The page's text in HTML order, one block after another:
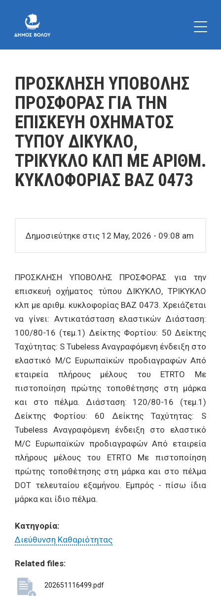
ΠΡΟΣΚΛΗΣΗ ΥΠΟΒΟΛΗΣ
ΠΡΟΣΦΟΡΑΣ ΓΙΑ ΤΗΝ
ΕΠΙΣΚΕΥΗ ΟΧΗΜΑΤΟΣ
ΤΥΠΟΥ ΔΙΚΥΚΛΟ,
ΤΡΙΚΥΚΛΟ ΚΛΠ ΜΕ ΑΡΙΘΜ.
ΚΥΚΛΟΦΟΡΙΑΣ ΒΑΖ 0473
Δημοσιεύτηκε στις 12 May, 2026 - 09:08 am
ΠΡΟΣΚΛΗΣΗ ΥΠΟΒΟΛΗΣ ΠΡΟΣΦΟΡΑΣ για την
επισκευή οχήματος τύπου ΔΙΚΥΚΛΟ, ΤΡΙΚΥΚΛΟ
κλπ με αριθμ. κυκλοφορίας ΒΑΖ 0473. Χρειάζεται
να γίνει: Αντικατάσταση ελαστικών Διάσταση:
100/80-16 (τεμ.1) Δείκτης Φορτίου: 50 Δείκτης
Ταχύτητας: S Tubeless Αναγραφόμενη ένδειξη στο
ελαστικό M/C Ευρωπαϊκών προδιαγραφών Από
εταιρεία πλήρους μέλους του ETRTO Με
πιστοποίηση πρώτης τοποθέτησης στη μάρκα
και στο πέλμα. Διάσταση: 120/80-16 (τεμ.1)
Δείκτης Φορτίου: 60 Δείκτης Ταχύτητας: S
Tubeless Αναγραφόμενη ένδειξη στο ελαστικό
M/C Ευρωπαϊκών προδιαγραφών Από εταιρεία
πλήρους μέλους του ETRTO Με πιστοποίηση
πρώτης τοποθέτησης στη μάρκα και στο πέλμα
DOT τελευταίου εξαμήνου. Εμπρός - πίσω ίδια
μάρκα και ίδιο πέλμα.
Κατηγορία:
Διεύθυνση Καθαριότητας
Related files:
202651116499.pdf